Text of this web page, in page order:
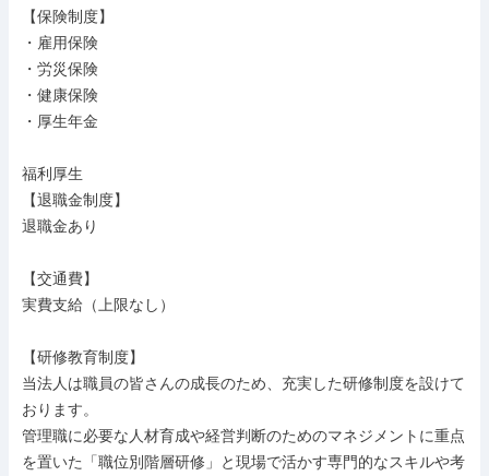
【保険制度】
・雇用保険
・労災保険
・健康保険
・厚生年金
福利厚生
【退職金制度】
退職金あり
【交通費】
実費支給（上限なし）
【研修教育制度】
当法人は職員の皆さんの成長のため、充実した研修制度を設けて
おります。
管理職に必要な人材育成や経営判断のためのマネジメントに重点
を置いた「職位別階層研修」と現場で活かす専門的なスキルや考